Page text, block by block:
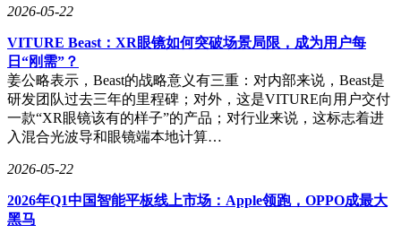
2026-05-22
VITURE Beast：XR眼镜如何突破场景局限，成为用户每
日“刚需”？
姜公略表示，Beast的战略意义有三重：对内部来说，Beast是
研发团队过去三年的里程碑；对外，这是VITURE向用户交付
一款“XR眼镜该有的样子”的产品；对行业来说，这标志着进
入混合光波导和眼镜端本地计算…
2026-05-22
2026年Q1中国智能平板线上市场：Apple领跑，OPPO成最大
黑马